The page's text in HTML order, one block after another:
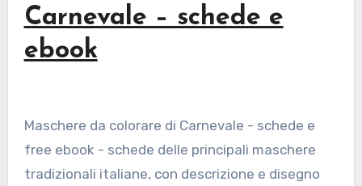
Carnevale – schede e
ebook
Maschere da colorare di Carnevale - schede e
free ebook - schede delle principali maschere
tradizionali italiane, con descrizione e disegno